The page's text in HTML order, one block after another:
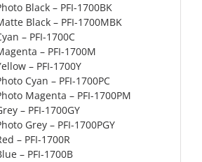
Black – PFI-1700BK
Black – PFI-1700MBK
– PFI-1700C
– PFI-1700M
– PFI-1700Y
Cyan – PFI-1700PC
Magenta – PFI-1700PM
– PFI-1700GY
Grey – PFI-1700PGY
– PFI-1700R
– PFI-1700B